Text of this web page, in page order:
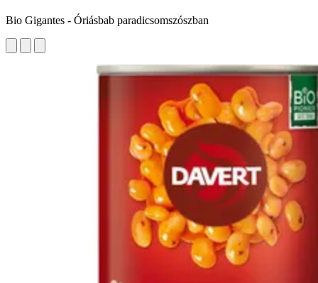
Bio Gigantes - Óriásbab paradicsomszószban